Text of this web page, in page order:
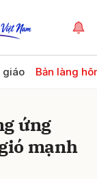
giáo Bản làng
ứng
mạnh